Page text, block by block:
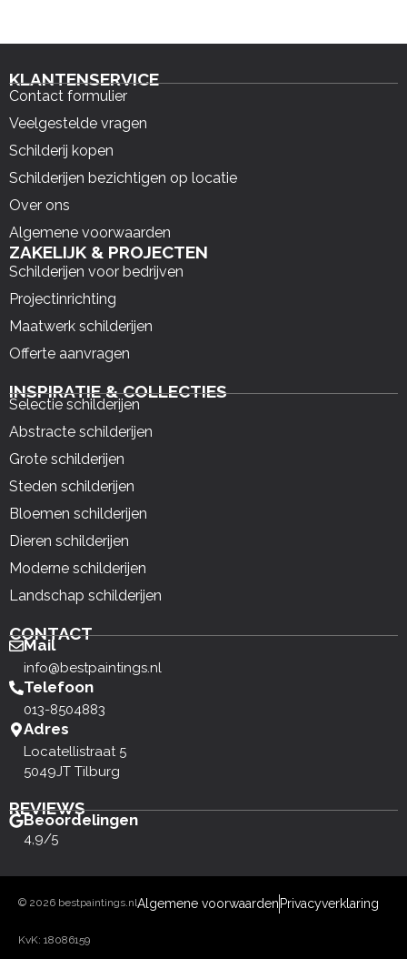
KLANTENSERVICE
Contact formulier
Veelgestelde vragen
Schilderij kopen
Schilderijen bezichtigen op locatie
Over ons
Algemene voorwaarden
ZAKELIJK & PROJECTEN
Schilderijen voor bedrijven
Projectinrichting
Maatwerk schilderijen
Offerte aanvragen
INSPIRATIE & COLLECTIES
Selectie schilderijen
Abstracte schilderijen
Grote schilderijen
Steden schilderijen
Bloemen schilderijen
Dieren schilderijen
Moderne schilderijen
Landschap schilderijen
CONTACT
Mail
info@bestpaintings.nl
Telefoon
013-8504883
Adres
Locatellistraat 5
5049JT Tilburg
REVIEWS
Beoordelingen
4,9/5
© 2026 bestpaintings.nlAlgemene voorwaarden Privacyverklaring
KvK: 18086159